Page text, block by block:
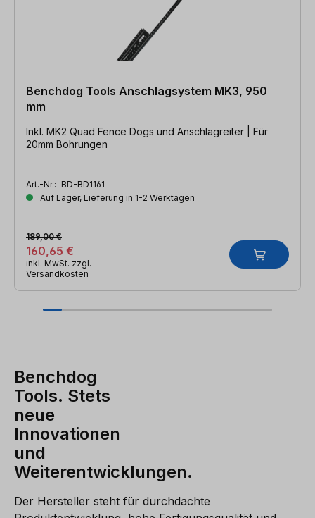
Benchdog Tools Anschlagsystem MK3, 950
mm
Inkl. MK2 Quad Fence Dogs und Anschlagreiter | Für
20mm Bohrungen
Art.-Nr.: BD-BD1161
Auf Lager, Lieferung in 1-2 Werktagen
160,65 €
189,00 €
inkl. MwSt. zzgl.
Versandkosten
Benchdog
Tools. Stets
neue
Innovationen
und
Weiterentwicklungen.
Der Hersteller steht für durchdachte